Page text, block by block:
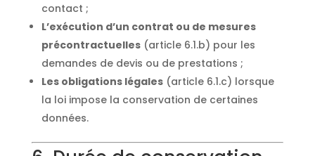
contact ;
L’exécution d’un contrat ou de mesures
précontractuelles(article 6.1.b) pour les
demandes de devis ou de prestations ;
Les obligations légales(article 6.1.c) lorsque
la loi impose la conservation de certaines
données.